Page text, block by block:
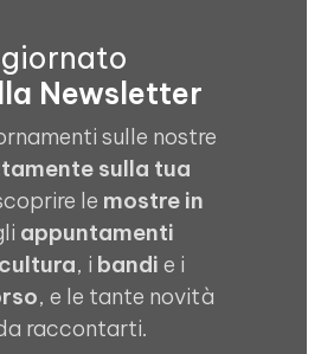
Newsletter
sulle nostre
sulla tua
le mostre in
appuntamenti
, i bandi e i
, e le tante novità
raccontarti.